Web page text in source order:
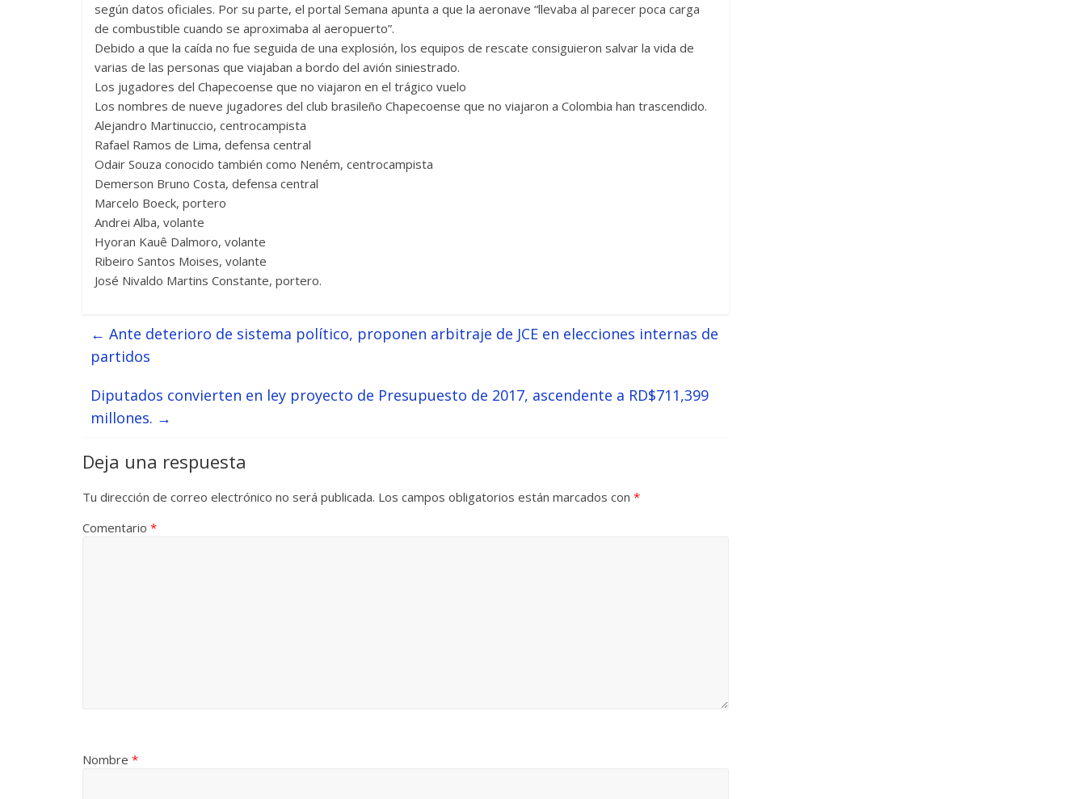
según datos oficiales. Por su parte, el portal Semana apunta a que la aeronave “llevaba al parecer poca carga
de combustible cuando se aproximaba al aeropuerto”.
Debido a que la caída no fue seguida de una explosión, los equipos de rescate consiguieron salvar la vida de
varias de las personas que viajaban a bordo del avión siniestrado.
Los jugadores del Chapecoense que no viajaron en el trágico vuelo
Los nombres de nueve jugadores del club brasileño Chapecoense que no viajaron a Colombia han trascendido.
Alejandro Martinuccio, centrocampista
Rafael Ramos de Lima, defensa central
Odair Souza conocido también como Neném, centrocampista
Demerson Bruno Costa, defensa central
Marcelo Boeck, portero
Andrei Alba, volante
Hyoran Kauê Dalmoro, volante
Ribeiro Santos Moises, volante
José Nivaldo Martins Constante, portero.
← Ante deterioro de sistema político, proponen arbitraje de JCE en elecciones internas de
partidos
Diputados convierten en ley proyecto de Presupuesto de 2017, ascendente a RD$711,399
millones. →
Deja una respuesta
Tu dirección de correo electrónico no será publicada. Los campos obligatorios están marcados con *
Comentario *
Nombre *